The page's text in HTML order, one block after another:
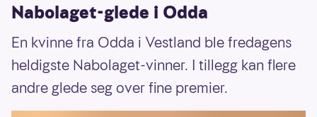
Nabolaget-glede i Odda
En kvinne fra Odda i Vestland ble fredagens
heldigste Nabolaget-vinner. I tillegg kan flere
andre glede seg over fine premier.